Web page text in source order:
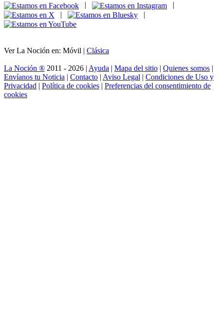
|
|
Ver La Noción en: Móvil | Clásica
La Noción ® 2011 - 2026 | Ayuda | Mapa del sitio | Quienes somos |
Envíanos tu Noticia | Contacto | Aviso Legal | Condiciones de Uso y
Privacidad | Política de cookies | Preferencias del consentimiento de
cookies